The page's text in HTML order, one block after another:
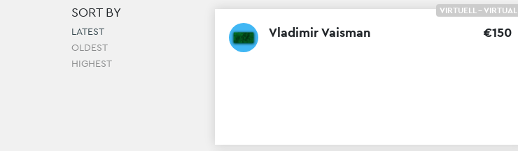
SORT BY
LATEST
OLDEST
HIGHEST
Vladimir Vaisman €150
VIRTUELL - VIRTUAL